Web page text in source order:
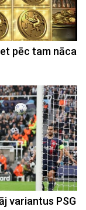
pēc tam nāca
variantus PSG